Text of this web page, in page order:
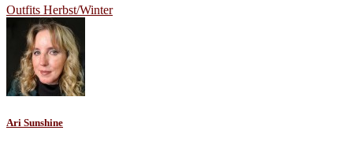
Outfits Herbst/Winter
Ari Sunshine